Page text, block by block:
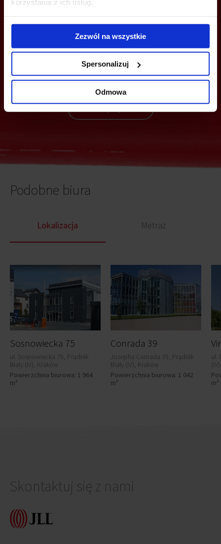
korzystania z ich usług.
Zezwól na wszystkie
Spersonalizuj
Odmowa
Podobne biura
Lokalizacja Metraż
Sosnowiecka 75
ul. Sosnowiecka 75, Prądnik
Biały (IV), Kraków
Powierzchnia biurowa: 1 964
m²
Conrada 39
Josepha Conrada 39, Prądnik
Biały (IV), Kraków
Powierzchnia biurowa: 1 042
m²
ul.
m²
Skontaktuj się z nami